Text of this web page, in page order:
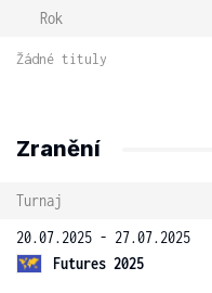
Rok
Žádné tituly
Zranění
Turnaj
20.07.2025 - 27.07.2025
Futures 2025